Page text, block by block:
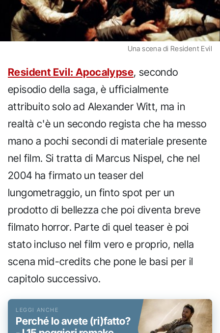
Una scena di Resident Evil
Resident Evil: Apocalypse, secondo
episodio della saga, è ufficialmente
attribuito solo ad Alexander Witt, ma in
realtà c'è un secondo regista che ha messo
mano a pochi secondi di materiale presente
nel film. Si tratta di Marcus Nispel, che nel
2004 ha firmato un teaser del
lungometraggio, un finto spot per un
prodotto di bellezza che poi diventa breve
filmato horror. Parte di quel teaser è poi
stato incluso nel film vero e proprio, nella
scena mid-credits che pone le basi per il
capitolo successivo.
Perché lo avete (ri)fatto?